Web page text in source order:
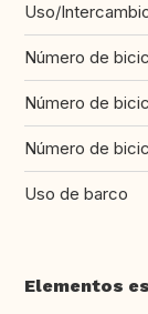
Uso/
Número de
Número de
Número de
Uso de barco
Elementos